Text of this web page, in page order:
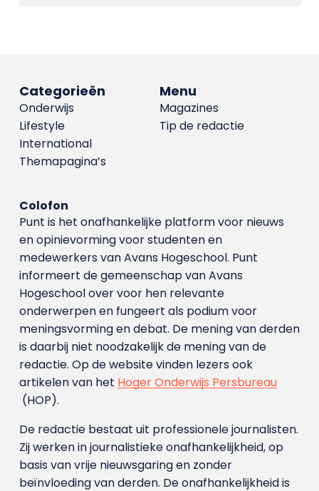
Menu
Magazines
Tip de redactie
Categorieën
Onderwijs
Lifestyle
International
Themapagina’s
Colofon
Punt is het onafhankelijke platform voor nieuws
en opinievorming voor studenten en
medewerkers van Avans Hoge­school. Punt
informeert de gemeenschap van Avans
Hogeschool over voor hen relevante
onderwerpen en fungeert als podium voor
meningsvorming en debat. De mening van derden
is daarbij niet noodzakelijk de mening van de
redactie. Op de website vinden lezers ook
artikelen van het Hoger Onderwijs Persbureau
(HOP).
De redactie bestaat uit professionele journalisten.
Zij werken in journalistieke onafhankelijkheid, op
basis van vrije nieuwsgaring en zonder
beïnvloeding van derden. De onafhankelijkheid is